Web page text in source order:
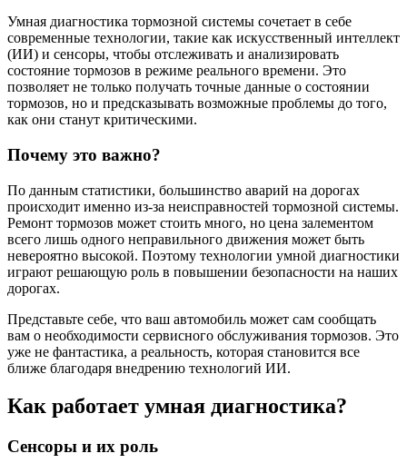
Умная диагностика тормозной системы сочетает в себе
современные технологии, такие как искусственный интеллект
(ИИ) и сенсоры, чтобы отслеживать и анализировать
состояние тормозов в режиме реального времени. Это
позволяет не только получать точные данные о состоянии
тормозов, но и предсказывать возможные проблемы до того,
как они станут критическими.
Почему это важно?
По данным статистики, большинство аварий на дорогах
происходит именно из-за неисправностей тормозной системы.
Ремонт тормозов может стоить много, но цена залементом
всего лишь одного неправильного движения может быть
невероятно высокой. Поэтому технологии умной диагностики
играют решающую роль в повышении безопасности на наших
дорогах.
Представьте себе, что ваш автомобиль может сам сообщать
вам о необходимости сервисного обслуживания тормозов. Это
уже не фантастика, а реальность, которая становится все
ближе благодаря внедрению технологий ИИ.
Как работает умная диагностика?
Сенсоры и их роль